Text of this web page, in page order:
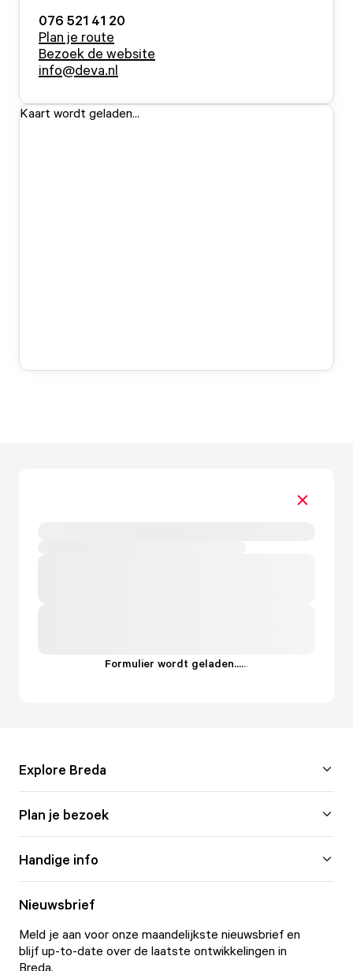
076 521 41 20
Plan je route
Bezoek de website
info@deva.nl
Kaart wordt geladen...
Formulier wordt geladen......
Explore Breda
Plan je bezoek
Handige info
Nieuwsbrief
Meld je aan voor onze maandelijkste nieuwsbrief en
blijf up-to-date over de laatste ontwikkelingen in
Breda.